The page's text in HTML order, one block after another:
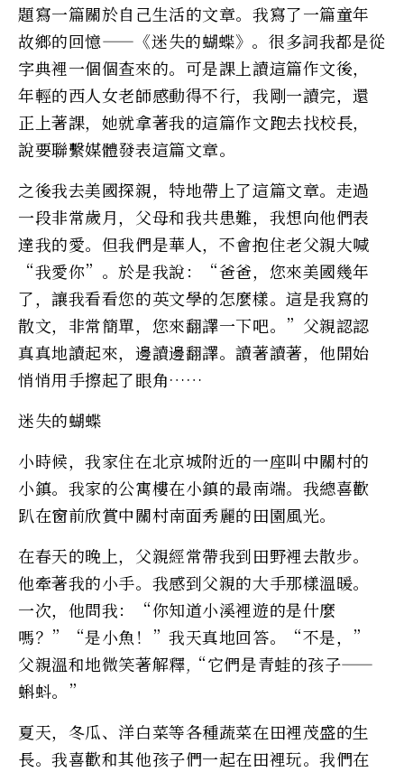
題寫一篇關於自己生活的文章。我寫了一篇童年
故鄉的回憶——《迷失的蝴蝶》。很多詞我都是從
字典裡一個個查來的。可是課上讀這篇作文後，
年輕的西人女老師感動得不行，我剛一讀完，還
正上著課，她就拿著我的這篇作文跑去找校長，
說要聯繫媒體發表這篇文章。
之後我去美國探親，特地帶上了這篇文章。走過
一段非常歲月，父母和我共患難，我想向他們表
達我的愛。但我們是華人，不會抱住老父親大喊
“我愛你”。於是我說：“爸爸，您來美國幾年
了，讓我看看您的英文學的怎麼樣。這是我寫的
散文，非常簡單，您來翻譯一下吧。”父親認認
真真地讀起來，邊讀邊翻譯。讀著讀著，他開始
悄悄用手擦起了眼角……
迷失的蝴蝶
小時候，我家住在北京城附近的一座叫中關村的
小鎮。我家的公寓樓在小鎮的最南端。我總喜歡
趴在窗前欣賞中關村南面秀麗的田園風光。
在春天的晚上，父親經常帶我到田野裡去散步。
他牽著我的小手。我感到父親的大手那樣溫暖。
一次，他問我：“你知道小溪裡遊的是什麼
嗎？”“是小魚！”我天真地回答。“不是，”
父親溫和地微笑著解釋,“它們是青蛙的孩子——
蝌蚪。”
夏天，冬瓜、洋白菜等各種蔬菜在田裡茂盛的生
長。我喜歡和其他孩子們一起在田裡玩。我們在